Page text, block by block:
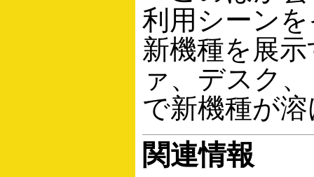
利用シーン
新機種を展
ァ、デスク
で新機種が
関連情報